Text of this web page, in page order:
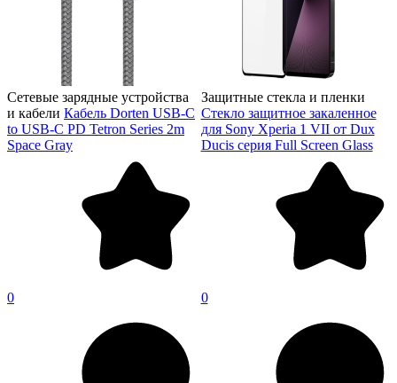
Сетевые зарядные устройства
и кабели Кабель Dorten USB-C
to USB-C PD Tetron Series 2m
Space Gray
0
Защитные стекла и пленки
Стекло защитное закаленное
для Sony Xperia 1 VII от Dux
Ducis серия Full Screen Glass
0